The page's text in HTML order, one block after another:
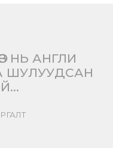
НЬ АНГЛИ
ШУЛУУДСАН